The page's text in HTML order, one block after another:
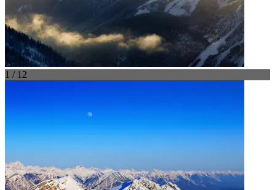
1 / 12